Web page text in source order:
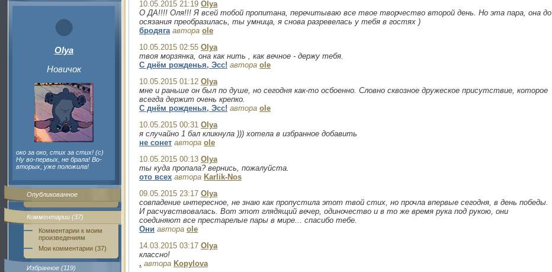
Olya
Новичок
око за око, стих за стих! (c)
Ну во-первых, не брала! Во-
вторых, уже положила!
Опубликованное
Комментарии (37)
Комментарии к моим
произведениям
Мои комментарии (37)
Избранное (119)
10.05.2015 21:19 Olya
О ДА!!!! Оля!!! Я всей тобой пропитана, перечитываю все твое творчество второй день. Но эта пара, она до
осязания преобразилась, ты умница, я снова разревелась у тебя в гостях )
бродяга автора ole
10.05.2015 02:55 Olya
твоя морзянка, она как нить , как вечное - держу тебя.
С днём рожденья, Эсс! автора ole
10.05.2015 01:12 Olya
мне и раньше он был по душе, но сегодня как-то осбоенно. Словно сквозное дружеское присутствие, которое
всегда держит очень крепко.
С днём рожденья, Эсс! автора ole
10.05.2015 00:31 Olya
я случайно 1 бал кликнула ))) хотела в избранное добавить
не сонет автора ole
10.05.2015 00:13 Olya
ты куда пропала? вернись, пожалуйста.
ото всех автора Karlik-Nos
09.05.2015 23:17 Olya
совпадение интересное, не знаю как пропустила этот твой стих, но прочла впервые сегодня, в день победы.
И расчувствовалась. Вот этот глядящий вечер, одиночество и в то же время рука под рукою, они
соединяют все престарелые пары в мире... спасибо тебе.
Они автора ole
14.03.2015 03:17 Olya
классно!
. автора Kopylova